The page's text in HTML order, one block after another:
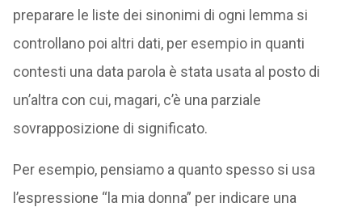
preparare le liste dei sinonimi di ogni lemma si
controllano poi altri dati, per esempio in quanti
contesti una data parola è stata usata al posto di
un’altra con cui, magari, c’è una parziale
sovrapposizione di significato.
Per esempio, pensiamo a quanto spesso si usa
l’espressione “la mia donna” per indicare una